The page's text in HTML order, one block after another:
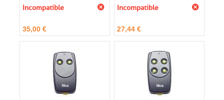
Incompatible
35,00 €
Incompatible
27,44 €